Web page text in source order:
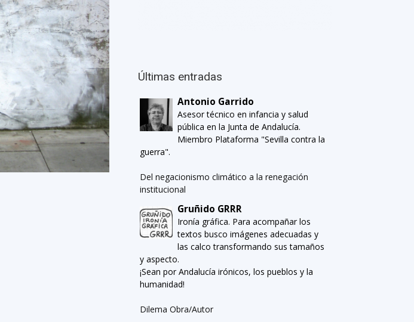
Últimas entradas
Antonio Garrido
Asesor técnico en infancia y salud
pública en la Junta de Andalucía.
Miembro Plataforma "Sevilla contra la
guerra".
Del negacionismo climático a la renegación
institucional
Gruñido GRRR
Ironía gráfica. Para acompañar los
textos busco imágenes adecuadas y
las calco transformando sus tamaños
y aspecto.
¡Sean por Andalucía irónicos, los pueblos y la
humanidad!
Dilema Obra/Autor